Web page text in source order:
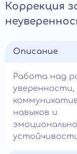
Коррекция
Описание
Работа над
уверенности,
навыков и